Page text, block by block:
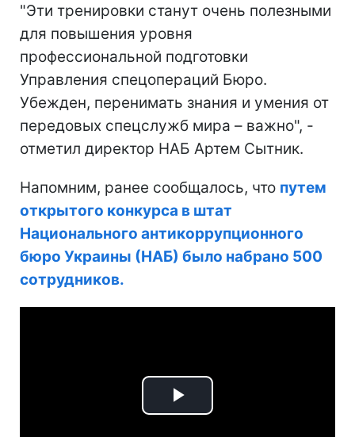
"Эти тренировки станут очень полезными
для повышения уровня
профессиональной подготовки
Управления спецопераций Бюро.
Убежден, перенимать знания и умения от
передовых спецслужб мира – важно", -
отметил директор НАБ Артем Сытник.
Напомним, ранее сообщалось, что путем
открытого конкурса в штат
Национального антикоррупционного
бюро Украины (НАБ) было набрано 500
сотрудников.
Play